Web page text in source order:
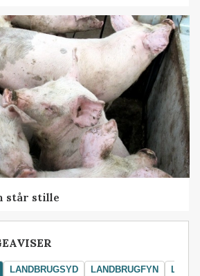
står stille
LANDBRUGSYD LANDBRUGFYN